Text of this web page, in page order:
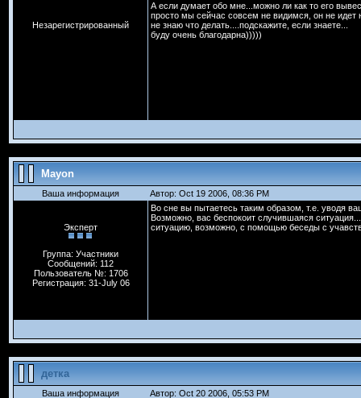
Незарегистрированный
А если думает обо мне...можно ли как то его
просто мы сейчас совсем не видимся, он не идет
не знаю что делать....подскажите, если знаете...
буду очень благодарна)))))
Mayon
Ваша информация Автор: Oct 19 2006, 08:36 PM
Эксперт
Группа: Участники
Сообщений: 112
Пользователь №: 1706
Регистрация: 31-July 06
Во сне вы пытаетесь таким образом, т.е. уводя
Возможно, вас беспокоит случившаяся
ситуацию, возможно, с помощью беседы с
детка
Ваша информация Автор: Oct 20 2006, 05:53 PM